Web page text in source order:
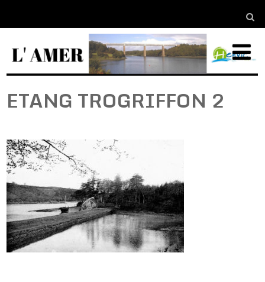
ETANG TROGRIFFON 2